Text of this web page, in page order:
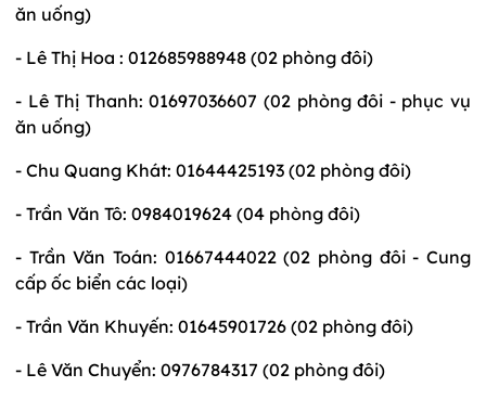
ăn uống)
- Lê Thị Hoa : 012685988948 (02 phòng đôi)
- Lê Thị Thanh: 01697036607 (02 phòng đôi - phục vụ
ăn uống)
- Chu Quang Khát: 01644425193 (02 phòng đôi)
- Trần Văn Tô: 0984019624 (04 phòng đôi)
- Trần Văn Toán: 01667444022 (02 phòng đôi - Cung
cấp ốc biển các loại)
- Trần Văn Khuyến: 01645901726 (02 phòng đôi)
- Lê Văn Chuyển: 0976784317 (02 phòng đôi)